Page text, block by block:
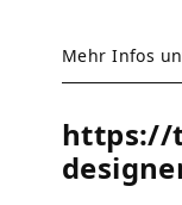
Mehr Infos
https://